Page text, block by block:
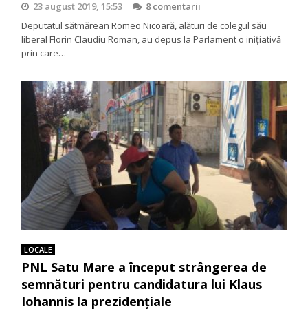
23 august 2019, 15:53
8 comentarii
Deputatul sătmărean Romeo Nicoară, alături de colegul său
liberal Florin Claudiu Roman, au depus la Parlament o iniţiativă
prin care…
LOCALE
PNL Satu Mare a început strângerea de
semnături pentru candidatura lui Klaus
Iohannis la prezidențiale